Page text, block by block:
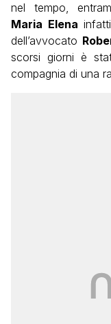
nel tempo,
Maria Elena
dell’avvocato
scorsi giorni è
compagnia di una